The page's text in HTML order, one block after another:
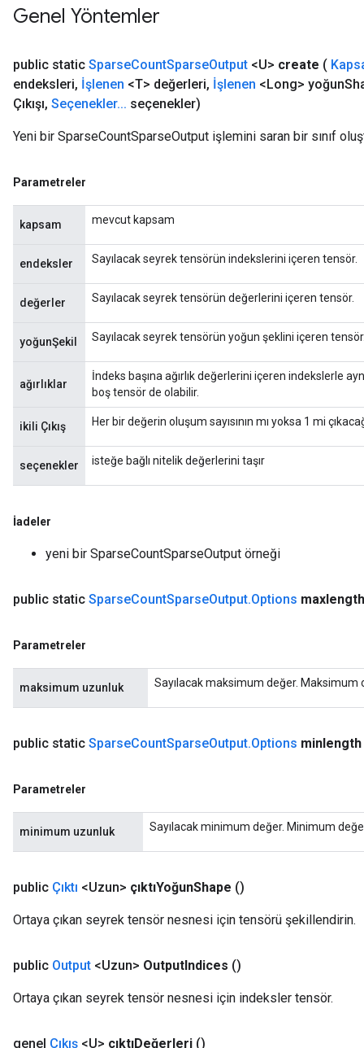
Genel Yöntemler
public static SparseCountSparseOutput <U> create (
endeksleri, İşlenen <T> değerleri, İşlenen <Long> yoğun
Çıkışı, Seçenekler... seçenekler)
Yeni bir SparseCountSparseOutput işlemini saran bir sınıf
Parametreler
kapsam mevcut kapsam
endeksler Sayılacak seyrek tensörün indekslerini içeren tensör.
değerler Sayılacak seyrek tensörün değerlerini içeren tensör.
yoğunŞekil Sayılacak seyrek tensörün yoğun şeklini içeren
ağırlıklar
İndeks başına ağırlık değerlerini içeren indekslerle
boş tensör de olabilir.
ikili Çıkış Her bir değerin oluşum sayısının mı yoksa 1 mi
seçenekler isteğe bağlı nitelik değerlerini taşır
İadeler
yeni bir SparseCountSparseOutput örneği
public static SparseCountSparseOutput.Options maxlength
Parametreler
maksimum uzunluk Sayılacak maksimum değer.
public static SparseCountSparseOutput.Options minlength
Parametreler
minimum uzunluk Sayılacak minimum değer. Minimum
public Çıktı <Uzun> çıktıYoğunShape ()
Ortaya çıkan seyrek tensör nesnesi için tensörü şekillendirin.
public Output <Uzun> OutputIndices ()
Ortaya çıkan seyrek tensör nesnesi için indeksler tensör.
genel Çıkış <U> çıktıDeğerleri ()